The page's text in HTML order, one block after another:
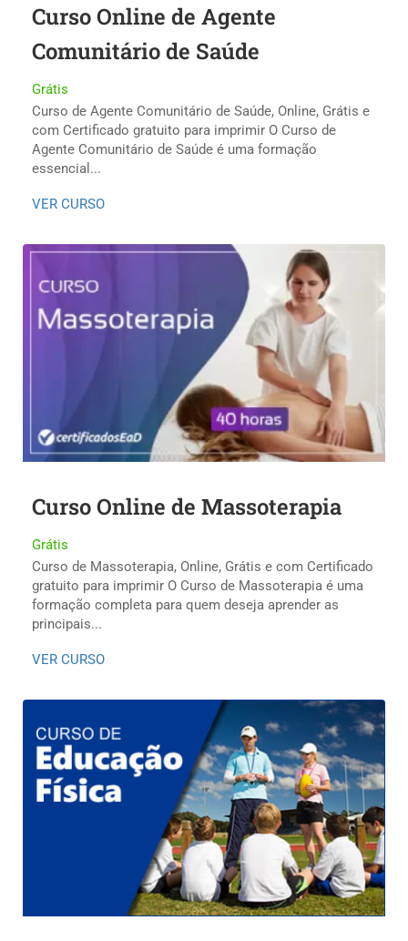
Curso Online de Agente
Comunitário de Saúde
Grátis
Curso de Agente Comunitário de Saúde, Online, Grátis e
com Certificado gratuito para imprimir O Curso de
Agente Comunitário de Saúde é uma formação
essencial...
VER CURSO
Curso Online de Massoterapia
Grátis
Curso de Massoterapia, Online, Grátis e com Certificado
gratuito para imprimir O Curso de Massoterapia é uma
formação completa para quem deseja aprender as
principais...
VER CURSO